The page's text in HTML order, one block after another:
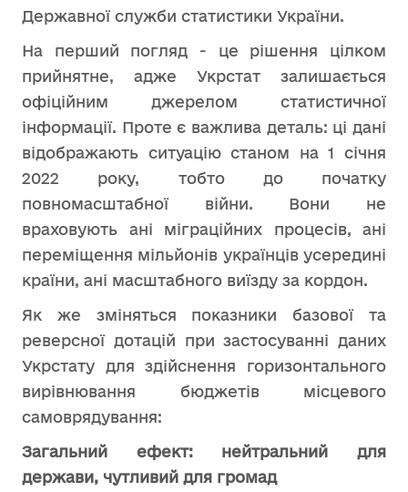
Державної служби статистики України.
На перший погляд - це рішення цілком
прийнятне, адже Укрстат залишається
офіційним джерелом статистичної
інформації. Проте є важлива деталь: ці дані
відображають ситуацію станом на 1 січня
2022 року, тобто до початку
повномасштабної війни. Вони не
враховують ані міграційних процесів, ані
переміщення мільйонів українців усередині
країни, ані масштабного виїзду за кордон.
Як же зміняться показники базової та
реверсної дотацій при застосуванні даних
Укрстату для здійснення горизонтального
вирівнювання бюджетів місцевого
самоврядування:
Загальний ефект: нейтральний для
держави, чутливий для громад